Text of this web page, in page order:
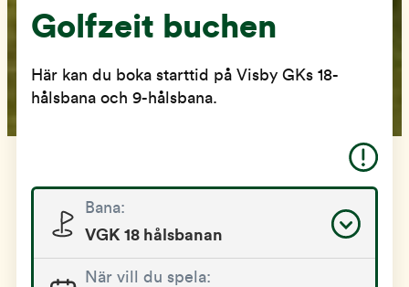
Golfzeit buchen
Här kan du boka starttid på Visby GKs 18-
hålsbana och 9-hålsbana.
Bana:
VGK 18 hålsbanan
När vill du spela: